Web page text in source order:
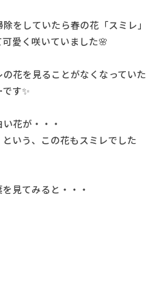
をしていたら春の花「スミレ」
愛く咲いていました🌸
花を見ることがなくなっていた
す✨
花が・・・
いう、この花もスミレでした
見てみると・・・